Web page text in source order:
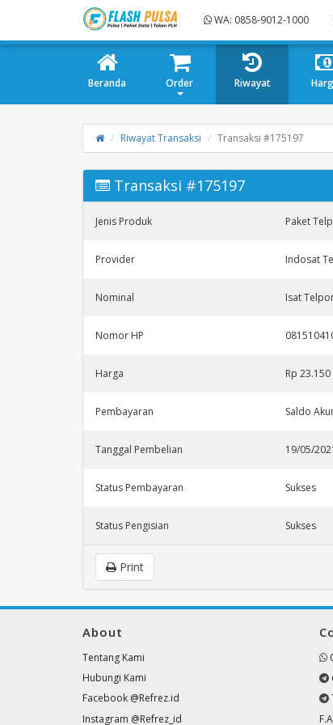
WA: 0858-9012-1000
Beranda Order Riwayat
Riwayat Transaksi Transaksi #175197
Transaksi #175197
Jenis Produk Paket
Provider Indosat
Nominal Isat
Nomor HP
Harga Rp 23.150
Pembayaran Saldo
Tanggal Pembelian 19/05/
Status Pembayaran Sukses
Status Pengisian Sukses
Print
About
Tentang Kami
Hubungi Kami
Facebook @Refrez.id
Instagram @Refrez_id